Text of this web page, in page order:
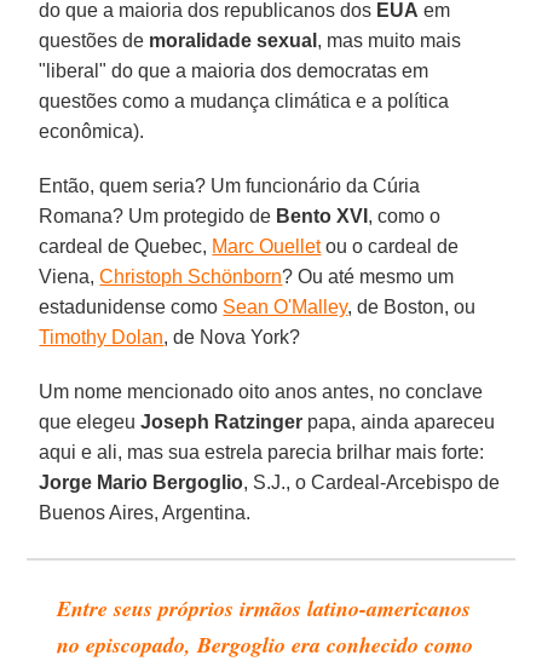
do que a maioria dos republicanos dos EUA em
questões de moralidade sexual , mas muito mais
"liberal" do que a maioria dos democratas em
questões como a mudança climática e a política
econômica).
Então, quem seria? Um funcionário da Cúria
Romana? Um protegido de Bento XVI , como o
cardeal de Quebec, Marc Ouelletou o cardeal de
Viena,Christoph Schönborn? Ou até mesmo um
estadunidense como Sean O'Malley, de Boston, ou
Timothy Dolan, de Nova York?
Um nome mencionado oito anos antes, no conclave
que elegeuJoseph Ratzinger papa, ainda apareceu
aqui e ali, mas sua estrela parecia brilhar mais forte:
Jorge Mario Bergoglio, S.J., o Cardeal-Arcebispo de
Buenos Aires, Argentina.
Entre seus próprios irmãos latino-americanos
no episcopado, Bergoglio era conhecido como